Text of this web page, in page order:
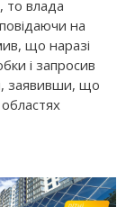
то влада
на
що наразі
і запросив
заявивши, що